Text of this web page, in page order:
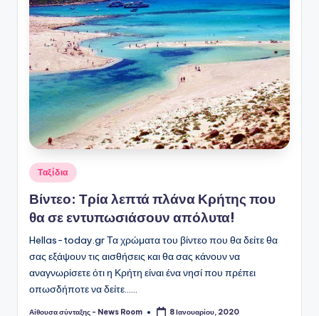
Αναρτήθηκε
σε
Ταξίδια
Βίντεο: Τρία λεπτά πλάνα Κρήτης που
θα σε εντυπωσιάσουν απόλυτα!
Hellas-today.gr Τα χρώματα του βίντεο που θα δείτε θα
σας εξάψουν τις αισθήσεις και θα σας κάνουν να
αναγνωρίσετε ότι η Κρήτη είναι ένα νησί που πρέπει
οπωσδήποτε να δείτε...…
Αίθουσα σύνταξης - News Room 8 Ιανουαρίου, 2020